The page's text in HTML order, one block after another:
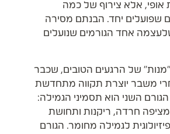
אלא צירוף של כמה
שפועלים יחד. הבנתם מסירה
אחד הגורמים שנועלים
של הרגעים הטובים, שכבר
משבר יוצרת תקווה מתחדשת
השני הוא תסמיני הגמילה:
חרדה, ריקנות ותחושת
לגמילה מחומר. הגורם